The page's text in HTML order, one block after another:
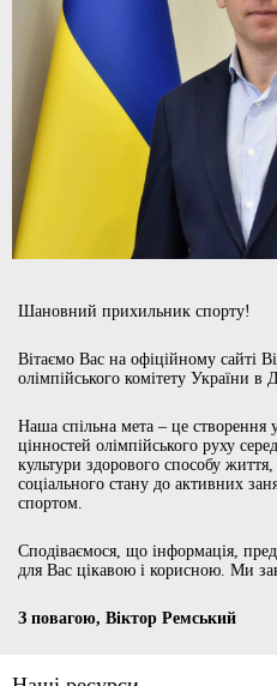
Шановний прихильник спорту!
Вітаємо Вас на офіційному сайті
олімпійського комітету України в
Наша спільна мета – це створення
цінностей олімпійського руху
культури здорового способу
соціального стану до активних
спортом.
Сподіваємося, що інформація,
для Вас цікавою і корисною. Ми
З повагою, Віктор Ремський